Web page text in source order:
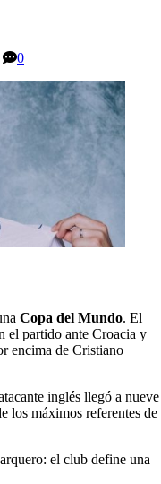
0
Copa del Mundo. El
el partido ante Croacia y
encima de Cristiano
inglés llegó a nueve
los máximos referentes de
el club define una